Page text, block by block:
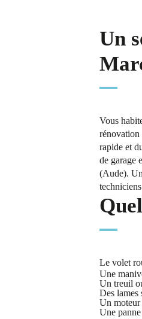
Un
Vous
rénovation
rapide et
de garage
(Aude).
Le volet
Une
Un treuil
Des lames
Un
Une